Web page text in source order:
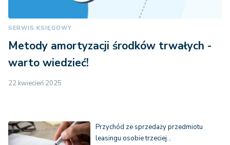
SERWIS KSIĘGOWY
Metody amortyzacji środków trwałych -
warto wiedzieć!
22 kwiecień 2025
Przychód ze sprzedaży przedmiotu
leasingu osobie trzeciej…